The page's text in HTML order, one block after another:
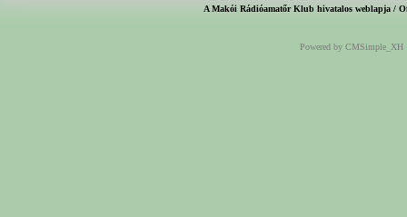
A Makói Rádióamatőr Klub hivatalos weblapja /
Powered by CMSimple_XH